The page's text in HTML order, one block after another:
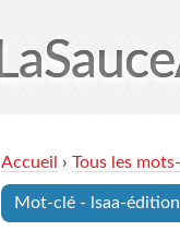
Accueil › Tous les
Mot-clé - lsaa-